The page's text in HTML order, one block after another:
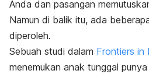
Anda dan pasangan
Namun di balik itu, ada
diperoleh.
Sebuah studi dalam Frontiers in
menemukan anak tunggal